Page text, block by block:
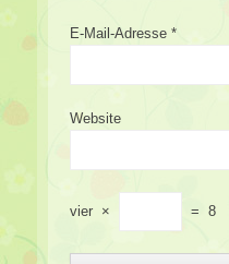
E-Mail-Adresse *
Website
vier × = 8